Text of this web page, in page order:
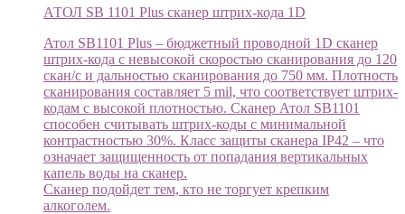
АТОЛ SB 1101 Plus cканер штрих-кода 1D
Атол SB1101 Plus – бюджетный проводной 1D сканер
штрих-кода с невысокой скоростью сканирования до 120
скан/с и дальностью сканирования до 750 мм. Плотность
сканирования составляет 5 mil, что соответствует штрих-
кодам с высокой плотностью. Сканер Атол SB1101
способен считывать штрих-коды с минимальной
контрастностью 30%. Класс защиты сканера IP42 – что
означает защищенность от попадания вертикальных
капель воды на сканер.
Сканер подойдет тем, кто не торгует крепким
алкоголем.